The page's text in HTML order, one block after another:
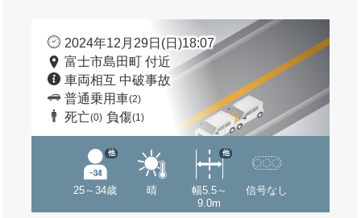
2024年12月29日(日)18:07
富士市島田町 付近
車両相互 中破事故
普通乗用車(2)
死亡(0) 負傷(1)
25～34歳
他
晴
幅5.5～
9.0m
他
信号なし